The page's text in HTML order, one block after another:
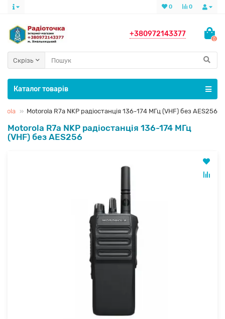
0
0
+380972143377
0
Скрізь
Каталог товарів
Motorola R7a NKP радіостанція 136-174 МГц (VHF) без AES256
Motorola R7a NKP радіостанція 136-174 МГц
(VHF) без AES256